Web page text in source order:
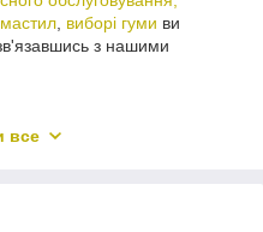
виборі гуми ви
з нашими
все